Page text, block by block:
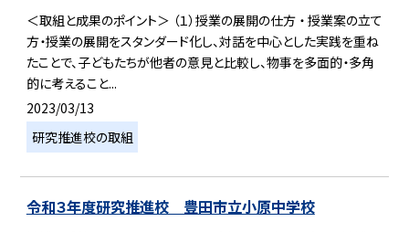
＜取組と成果のポイント＞ （１）授業の展開の仕方 ・ 授業案の立て
方・授業の展開をスタンダード化し、対話を中心とした実践を重ね
たことで、子どもたちが他者の意見と比較し、物事を多面的・多角
的に考えること...
2023/03/13
研究推進校の取組
令和３年度研究推進校 豊田市立小原中学校